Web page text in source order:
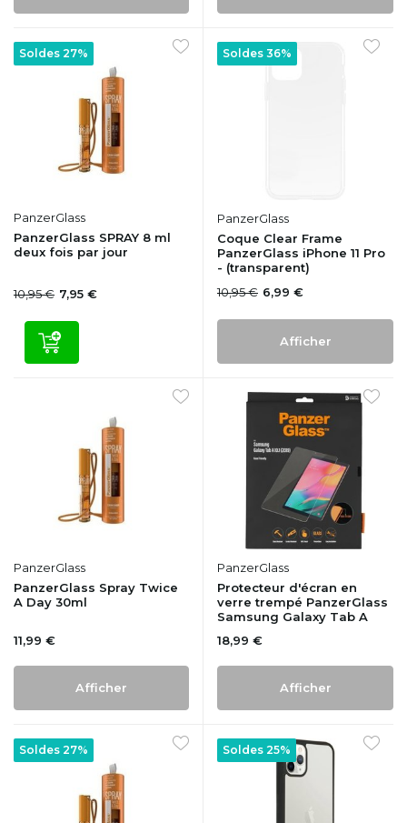
Soldes 27%
PanzerGlass
PanzerGlass SPRAY 8 ml
deux fois par jour
10,95 € 7,95 €
Soldes 36%
PanzerGlass
Coque Clear Frame
PanzerGlass iPhone 11 Pro
- (transparent)
10,95 € 6,99 €
Afficher
PanzerGlass
PanzerGlass Spray Twice
A Day 30ml
11,99 €
Afficher
PanzerGlass
Protecteur d'écran en
verre trempé PanzerGlass
Samsung Galaxy Tab A
18,99 €
Afficher
Soldes 27% Soldes 25%